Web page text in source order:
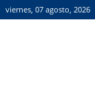
viernes, 07 agosto, 2026